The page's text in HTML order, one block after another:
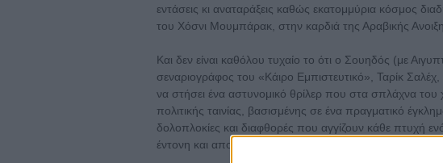
εντάσεις κι αναταράξεις καθώς εκατομμύρια κόσμος
του Χόσνι Μουμπάρακ, στην καρδιά της Αραβικής
Και δεν είναι καθόλου τυχαίο το ότι ο Σουηδός (με
σεναριογράφος του «Κάιρο Εμπιστευτικό», Ταρίκ Σαλέχ,
να στήσει ένα αστυνομικό θρίλερ που στα σπλάχνα του
πολιτικής ταινίας, βασισμένης σε ένα πραγματικό
δολοπλοκίες και διαφθορές που αγγίζουν κάθε πτυχή
έντονη και αποπνιχτική νουάρ ατμόσφαιρα.